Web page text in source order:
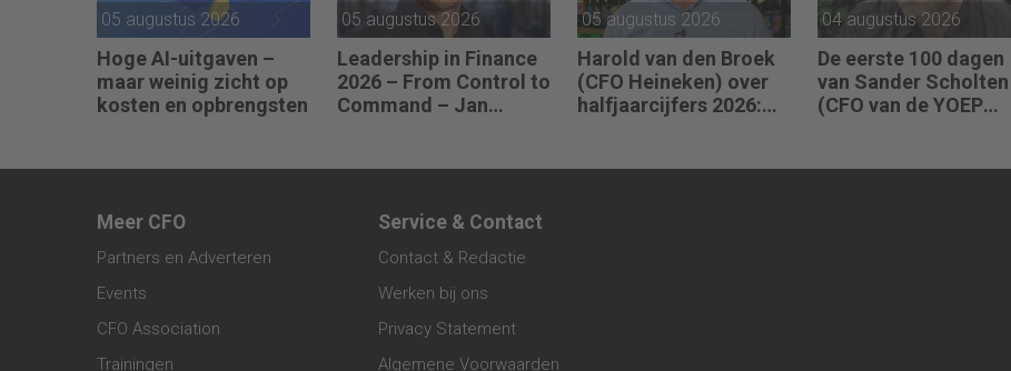
05 augustus 2026
Hoge AI-uitgaven –
maar weinig zicht op
kosten en opbrengsten
05 augustus 2026
Leadership in Finance
2026 – From Control to
Command – Jan
Brewery): “Je moet
weinig data toch
knopen doorhakken.”
05 augustus 2026
Harold van den Broek
(CFO Heineken) over
halfjaarcijfers 2026:
zichtbaar.”
04 augustus 2026
De eerste 100 dagen
van Sander Scholten
(CFO van de YOEP
als mensen begrijpen
Meer CFO
Partners en Adverteren
Events
CFO Association
Trainingen
Service & Contact
Contact & Redactie
Werken bij ons
Privacy Statement
Algemene Voorwaarden